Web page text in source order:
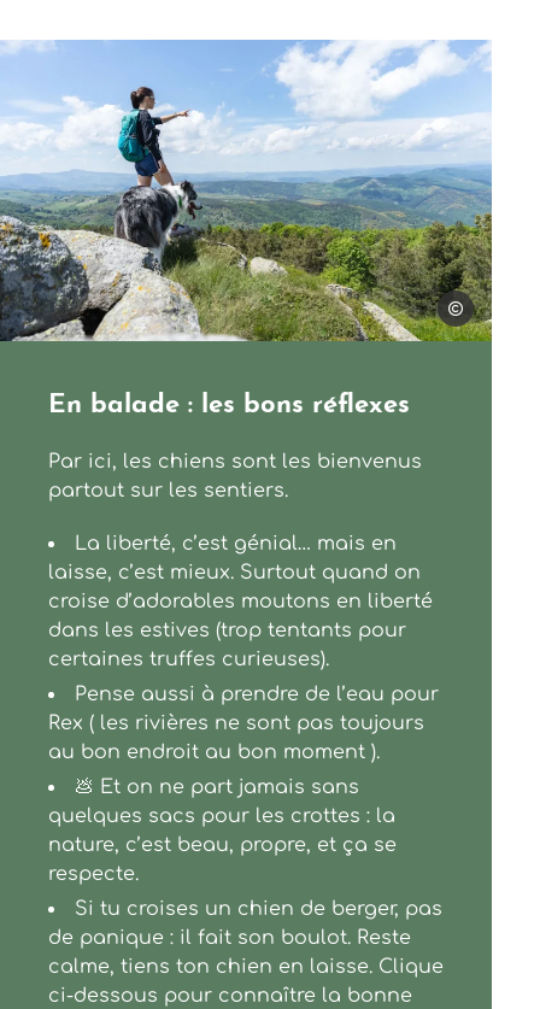
Photo, © Clara Michard
Clara
En balade : les bons réflexes
Par ici, les chiens sont les bienvenus
partout sur les sentiers.
La liberté, c’est génial… mais en
laisse, c’est mieux. Surtout quand on
croise d’adorables moutons en liberté
dans les estives (trop tentants pour
certaines truffes curieuses).
Pense aussi à prendre de l’eau pour
Rex ( les rivières ne sont pas toujours
au bon endroit au bon moment ).
💩 Et on ne part jamais sans
quelques sacs pour les crottes : la
nature, c’est beau, propre, et ça se
respecte.
Si tu croises un chien de berger, pas
de panique : il fait son boulot. Reste
calme, tiens ton chien en laisse. Clique
ci-dessous pour connaître la bonne